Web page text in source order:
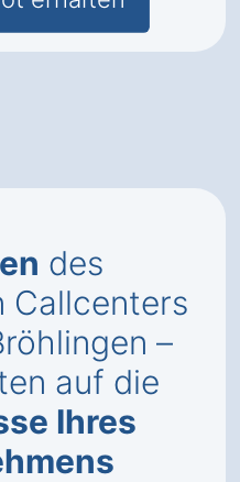
des
Callcenters
–
auf die
Ihres